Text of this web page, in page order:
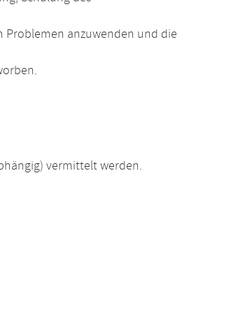
Problemen anzuwenden und die
vermittelt werden.